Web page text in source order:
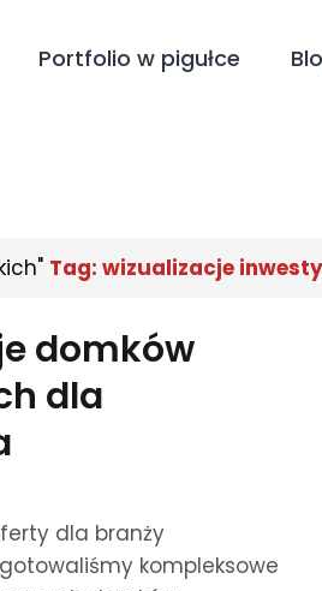
Portfolio w pigułce
Tag: wizualizacje
domków
dla
dla branży
kompleksowe